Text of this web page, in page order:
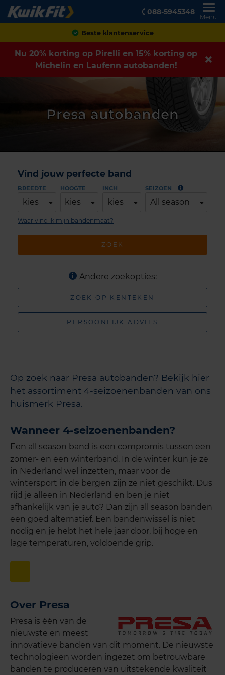
088-5945348
Menu
Achteraf betalen
Nu 20% korting op Pirelli en 15% korting op
Michelin en Laufenn autobanden!
Presa autobanden
Vind jouw perfecte band
BREEDTE
kies
HOOGTE
kies
INCH
kies
SEIZOEN
All season
ZOEK
Waar vind ik mijn bandenmaat?
Andere zoekopties:
ZOEK OP KENTEKEN
PERSOONLIJK ADVIES
Op zoek naar Presa autobanden? Bekijk hier
het assortiment 4-seizoenenbanden van ons
huismerk Presa.
Wanneer 4-seizoenenbanden?
Een all season band is een compromis tussen een
zomer- en een winterband. In de winter kun je ze
in Nederland wel inzetten, maar voor de
wintersport in de bergen zijn ze niet geschikt. Dus
rijd je alleen in Nederland en ben je niet
afhankelijk van je auto? Dan zijn all season banden
een goed alternatief. Een bandenwissel is niet
nodig en je hebt het hele jaar door, bij hoge en
lage temperaturen, voldoende grip.
Over Presa
Presa is één van de
nieuwste en meest
innovatieve banden van dit moment. De nieuwste
technologieën worden ingezet om betrouwbare
banden te produceren van uitstekende kwaliteit